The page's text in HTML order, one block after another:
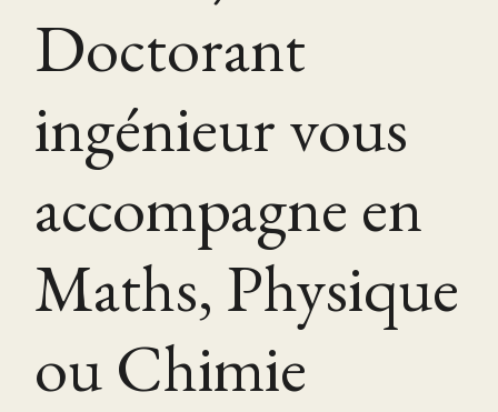
Doctorant
ingénieur vous
accompagne en
Maths, Physique
ou Chimie